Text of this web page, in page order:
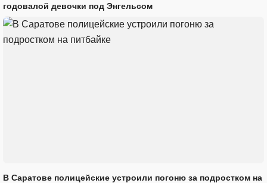
годовалой девочки под Энгельсом
В Саратове полицейские устроили погоню за подростком на